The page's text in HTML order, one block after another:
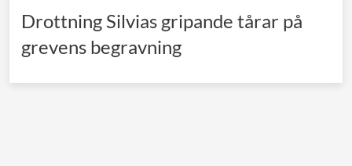
Drottning Silvias gripande tårar på
grevens begravning